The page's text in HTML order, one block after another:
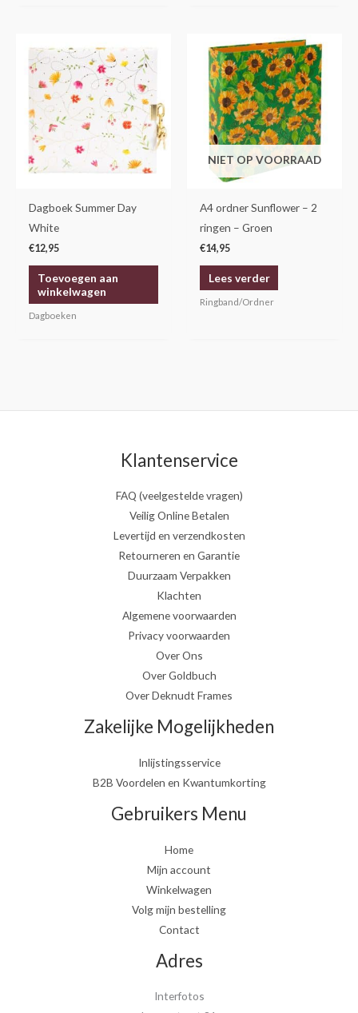
Dagboek Summer Day
White
€12,95
Toevoegen aan
winkelwagen
Dagboeken
NIET OP VOORRAAD
A4 ordner Sunflower – 2
ringen – Groen
€14,95
Lees verder
Ringband/Ordner
Klantenservice
FAQ (veelgestelde vragen)
Veilig Online Betalen
Levertijd en verzendkosten
Retourneren en Garantie
Duurzaam Verpakken
Klachten
Algemene voorwaarden
Privacy voorwaarden
Over Ons
Over Goldbuch
Over Deknudt Frames
Zakelijke Mogelijkheden
Inlijstingsservice
B2B Voordelen en Kwantumkorting
Gebruikers Menu
Home
Mijn account
Winkelwagen
Volg mijn bestelling
Contact
Adres
Interfotos